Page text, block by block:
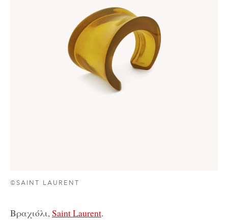
©SAINT LAURENT
Βραχιόλι,Saint Laurent.